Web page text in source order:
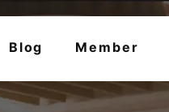
Blog Member